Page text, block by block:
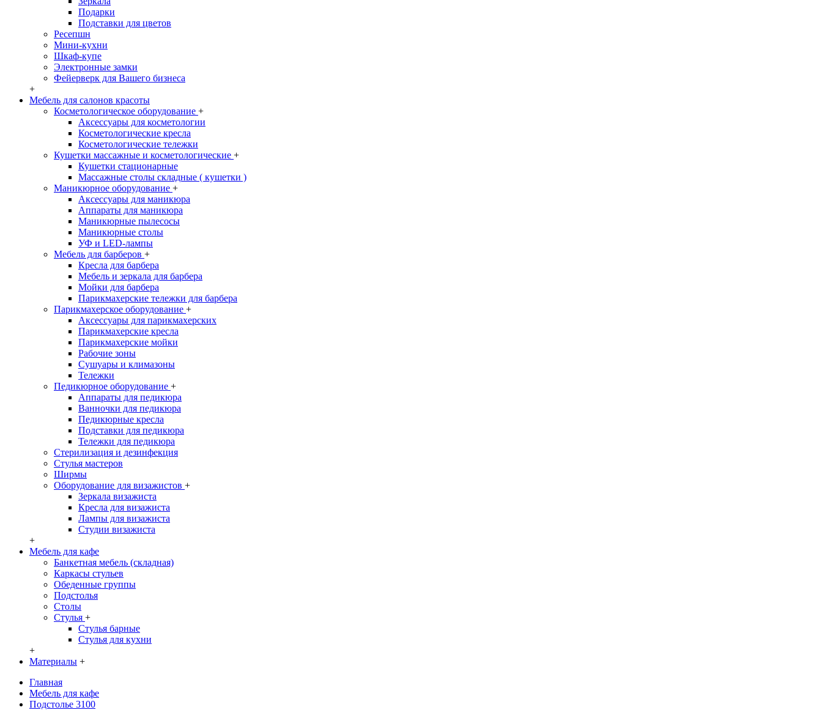
Подарки
Подставки для цветов
Ресепшн
Мини-кухни
Шкаф-купе
Электронные замки
Фейерверк для Вашего бизнеса
+
Мебель для салонов красоты
Косметологическое оборудование +
Аксессуары для косметологии
Косметологические кресла
Косметологические тележки
Кушетки массажные и косметологические +
Кушетки стационарные
Массажные столы складные ( кушетки )
Маникюрное оборудование +
Аксессуары для маникюра
Аппараты для маникюра
Маникюрные пылесосы
Маникюрные столы
УФ и LED-лампы
Мебель для барберов +
Кресла для барбера
Мебель и зеркала для барбера
Мойки для барбера
Парикмахерские тележки для барбера
Парикмахерское оборудование +
Аксессуары для парикмахерских
Парикмахерские кресла
Парикмахерские мойки
Рабочие зоны
Сушуары и климазоны
Тележки
Педикюрное оборудование +
Аппараты для педикюра
Ванночки для педикюра
Педикюрные кресла
Подставки для педикюра
Тележки для педикюра
Стерилизация и дезинфекция
Стулья мастеров
Ширмы
Оборудование для визажистов +
Зеркала визажиста
Кресла для визажиста
Лампы для визажиста
Студии визажиста
+
Мебель для кафе
Банкетная мебель (складная)
Каркасы стульев
Обеденные группы
Подстолья
Столы
Стулья +
Стулья барные
Стулья для кухни
+
Материалы +
Главная
Мебель для кафе
Подстолье 3100